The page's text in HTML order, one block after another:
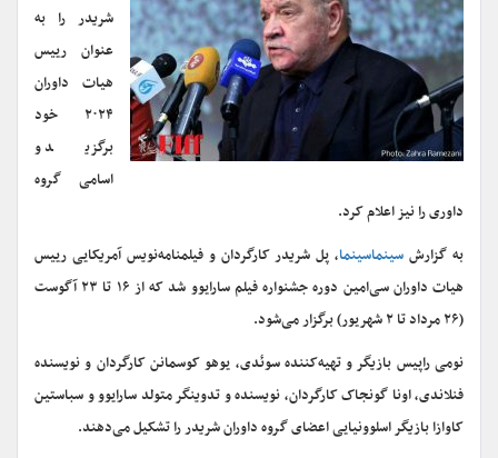
شریدر را به
عنوان رییس
هیات داوران
۲۰۲۴ خود
برگزید و
اسامی گروه
داوری را نیز اعلام کرد.
به گزارش سینماسینما، پل شریدر کارگردان و فیلمنامه‌نویس آمریکایی رییس
هیات داوران سی‌امین دوره جشنواره فیلم سارایوو شد که از ۱۶ تا ۲۳ آگوست
(۲۶ مرداد تا ۲ شهریور) برگزار می‌شود.
نومی راپیس بازیگر و تهیه‌کننده سوئدی، یوهو کوسمانن کارگردان و نویسنده
فنلاندی، اونا گونجاک کارگردان، نویسنده و تدوینگر متولد سارایوو و سباستین
کاوازا بازیگر اسلوونیایی اعضای گروه داوران شریدر را تشکیل می‌دهند.